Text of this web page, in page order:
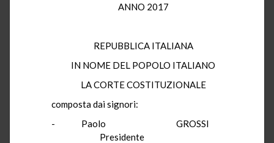
ANNO 2017
REPUBBLICA ITALIANA
IN NOME DEL POPOLO ITALIANO
LA CORTE COSTITUZIONALE
composta dai signori:
- Paolo GROSSI
Presidente